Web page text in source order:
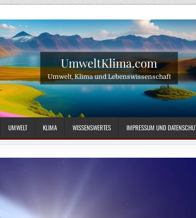
UmweltKlima.com
Umwelt, Klima und Lebenswissenschaft
UMWELT KLIMA WISSENSWERTES IMPRESSUM UND